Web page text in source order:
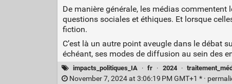
De manière générale, les médias
questions sociales et éthiques. Et lorsque
fiction.
C’est là un autre point aveugle dans le débat
échéant, ses modes de diffusion au sein des
impacts_politiques_IA · fr · 2024 ·
November 7, 2024 at 3:06:19 PM GMT+1 * ·